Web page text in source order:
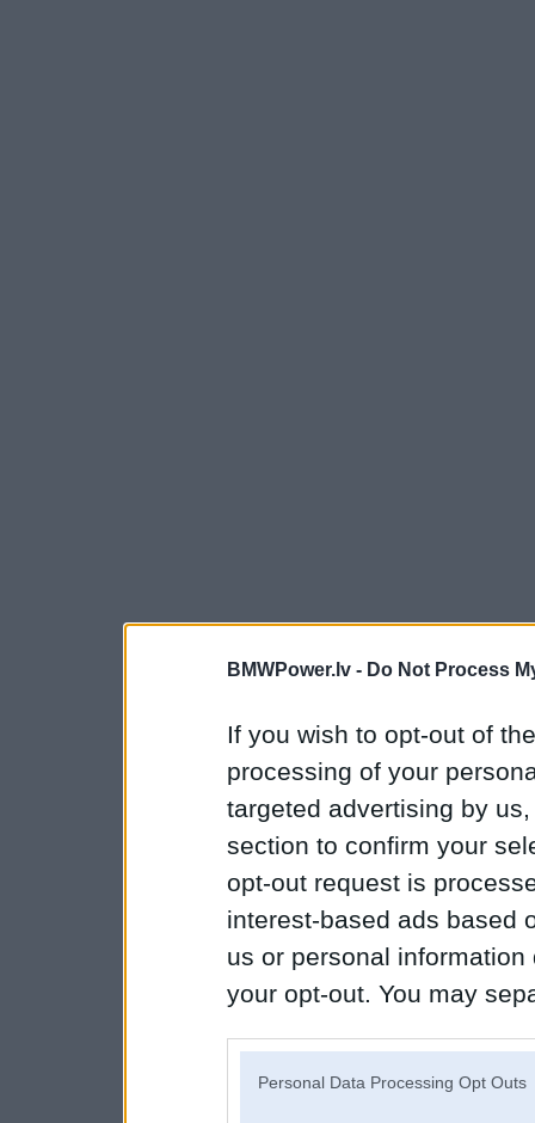
BMWPower.lv - Do Not Process
If you wish to opt-out of
processing of your
targeted advertising by
section to confirm your
opt-out request is
interest-based ads based
us or personal
your opt-out. You may
Personal Data Processing Opt Outs